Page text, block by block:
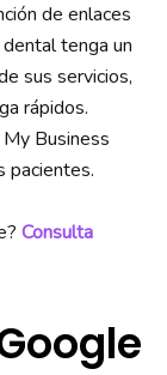
de enlaces
tenga un
sus servicios,
rápidos.
Business
pacientes.
Consulta